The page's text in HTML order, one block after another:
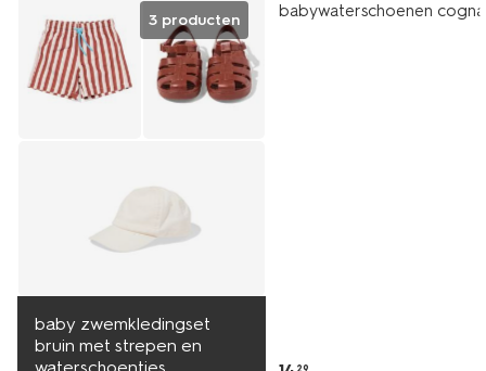
3 producten
baby zwemkledingset
bruin met strepen en
babywaterschoenen
29